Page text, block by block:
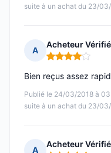
suite à un achat du 23/
A
Acheteur Vérifié
Note : 4 sur 5
Publié le 24/03/2018 à
suite à un achat du 23/
Bien reçus assez
A
Acheteur Vérifié